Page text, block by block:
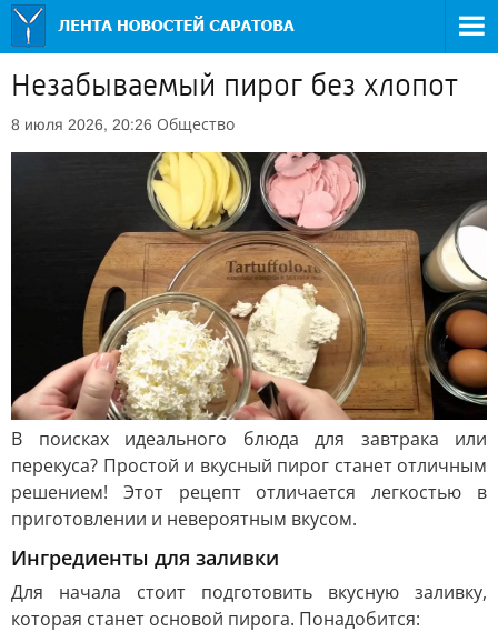
Незабываемый пирог без хлопот
8 июля 2026, 20:26 Общество
В поисках идеального блюда для завтрака или
перекуса? Простой и вкусный пирог станет отличным
решением! Этот рецепт отличается легкостью в
приготовлении и невероятным вкусом.
Ингредиенты для заливки
Для начала стоит подготовить вкусную заливку,
которая станет основой пирога. Понадобится: